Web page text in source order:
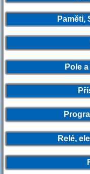
Paměti,
Pole a
Relé,